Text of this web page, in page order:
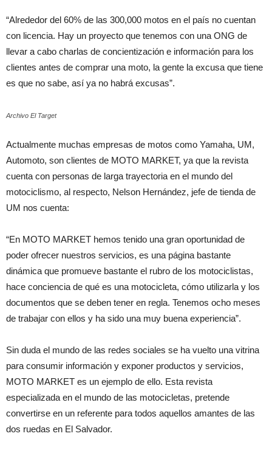
“Alrededor del 60% de las 300,000 motos en el país no cuentan
con licencia. Hay un proyecto que tenemos con una ONG de
llevar a cabo charlas de concientización e información para los
clientes antes de comprar una moto, la gente la excusa que tiene
es que no sabe, así ya no habrá excusas”.
Archivo El Target
Actualmente muchas empresas de motos como Yamaha, UM,
Automoto, son clientes de MOTO MARKET, ya que la revista
cuenta con personas de larga trayectoria en el mundo del
motociclismo, al respecto, Nelson Hernández, jefe de tienda de
UM nos cuenta:
“En MOTO MARKET hemos tenido una gran oportunidad de
poder ofrecer nuestros servicios, es una página bastante
dinámica que promueve bastante el rubro de los motociclistas,
hace conciencia de qué es una motocicleta, cómo utilizarla y los
documentos que se deben tener en regla. Tenemos ocho meses
de trabajar con ellos y ha sido una muy buena experiencia”.
Sin duda el mundo de las redes sociales se ha vuelto una vitrina
para consumir información y exponer productos y servicios,
MOTO MARKET es un ejemplo de ello. Esta revista
especializada en el mundo de las motocicletas, pretende
convertirse en un referente para todos aquellos amantes de las
dos ruedas en El Salvador.